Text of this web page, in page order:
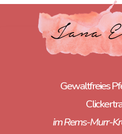
Gewaltfreies
im Rems-Murr-